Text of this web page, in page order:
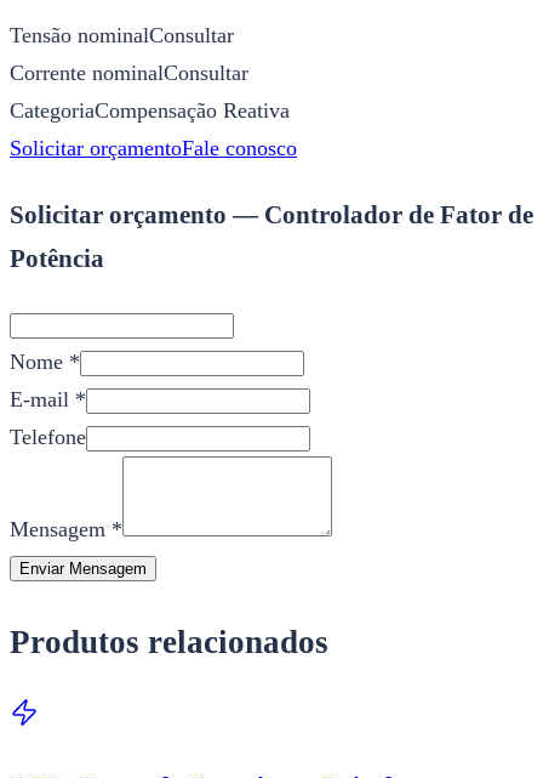
Tensão nominalConsultar
Corrente nominalConsultar
CategoriaCompensação Reativa
Solicitar orçamentoFale conosco
Solicitar orçamento — Controlador de Fator de
Potência
Nome *
E-mail *
Telefone
Mensagem *
Enviar Mensagem
Produtos relacionados